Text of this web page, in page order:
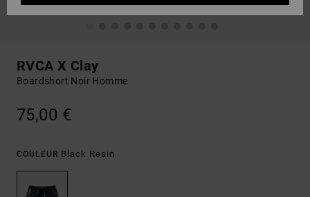
RVCA X Clay
Boardshort Noir Homme
75,00 €
COULEUR Black Resin